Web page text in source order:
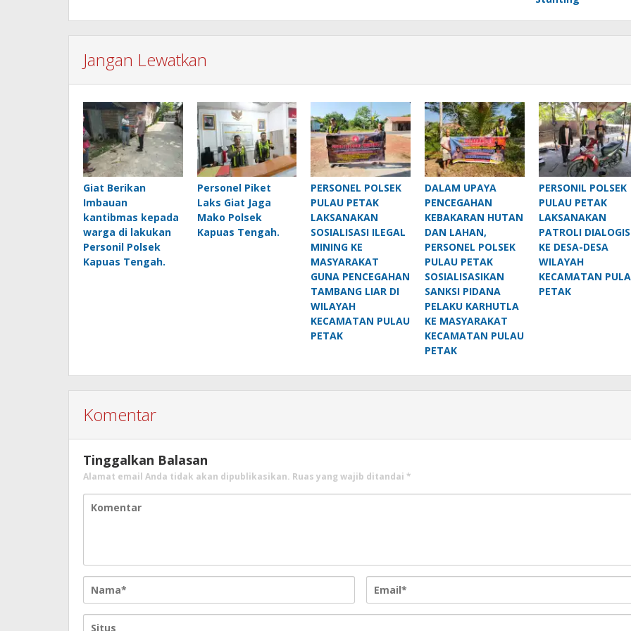
Jangan Lewatkan
Giat Berikan
Imbauan
kantibmas kepada
warga di lakukan
Personil Polsek
Kapuas Tengah.
‎Personel Piket
Laks Giat Jaga
Mako Polsek
Kapuas Tengah.
PERSONEL POLSEK
PULAU PETAK
LAKSANAKAN
SOSIALISASI ILEGAL
MINING KE
MASYARAKAT
GUNA PENCEGAHAN
TAMBANG LIAR DI
WILAYAH
KECAMATAN PULAU
PETAK
DALAM UPAYA
PENCEGAHAN
KEBAKARAN HUTAN
DAN LAHAN,
PERSONEL POLSEK
PULAU PETAK
SOSIALISASIKAN
SANKSI PIDANA
PELAKU KARHUTLA
KE MASYARAKAT
KECAMATAN PULAU
PETAK
PERSONIL POLSEK
PULAU PETAK
LAKSANAKAN
PATROLI DIALOGIS
KE DESA-DESA
WILAYAH
KECAMATAN
PETAK
Komentar
Tinggalkan Balasan
Alamat email Anda tidak akan dipublikasikan. Ruas yang wajib ditandai *